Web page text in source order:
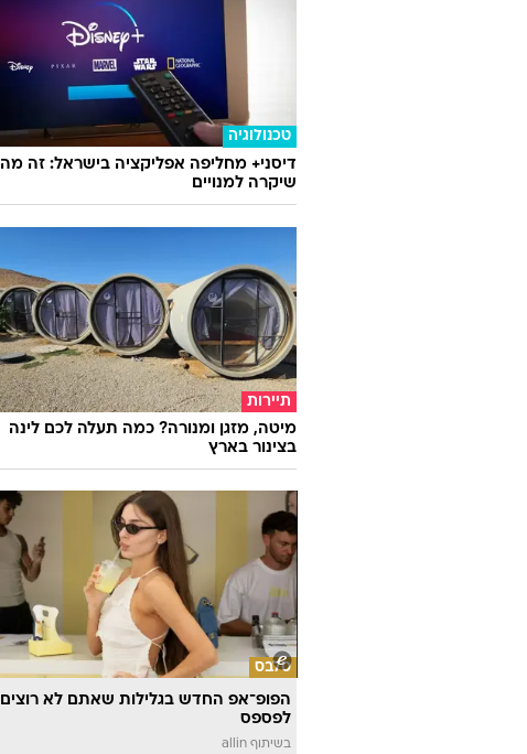
טכנולוגיה
דיסני+ מחליפה אפליקציה בישראל: זה מה
שיקרה למנויים
תיירות
מיטה, מזגן ומנורה? כמה תעלה לכם לינה
בצינור בארץ
סלבס
הפופ־אפ החדש בגלילות שאתם לא רוצים
לפספס
בשיתוף allin